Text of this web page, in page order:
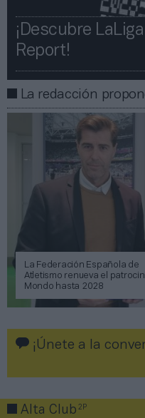
¡Descubre
Report!​​
La redacción
La Federación Española de
Atletismo renueva el
Mondo hasta 2028
¡Únete a la
Alta Club2P